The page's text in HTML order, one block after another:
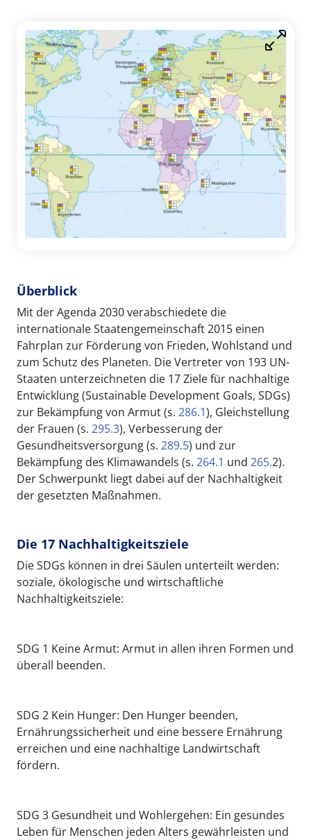
Überblick
Mit der Agenda 2030 verabschiedete die
internationale Staatengemeinschaft 2015 einen
Fahrplan zur Förderung von Frieden, Wohlstand und
zum Schutz des Planeten. Die Vertreter von 193 UN-
Staaten unterzeichneten die 17 Ziele für nachhaltige
Entwicklung (Sustainable Development Goals, SDGs)
zur Bekämpfung von Armut (s. 286.1), Gleichstellung
der Frauen (s. 295.3), Verbesserung der
Gesundheitsversorgung (s. 289.5) und zur
Bekämpfung des Klimawandels (s. 264.1 und 265.2).
Der Schwerpunkt liegt dabei auf der Nachhaltigkeit
der gesetzten Maßnahmen.
Die 17 Nachhaltigkeitsziele
Die SDGs können in drei Säulen unterteilt werden:
soziale, ökologische und wirtschaftliche
Nachhaltigkeitsziele:
SDG 1 Keine Armut: Armut in allen ihren Formen und
überall beenden.
SDG 2 Kein Hunger: Den Hunger beenden,
Ernährungssicherheit und eine bessere Ernährung
erreichen und eine nachhaltige Landwirtschaft
fördern.
SDG 3 Gesundheit und Wohlergehen: Ein gesundes
Leben für Menschen jeden Alters gewährleisten und